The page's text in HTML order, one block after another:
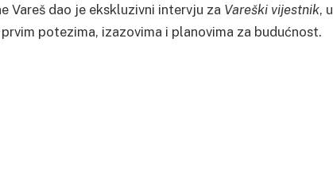
Vareš dao je ekskluzivni intervju za Vareški vijestnik, u
potezima, izazovima i planovima za budućnost.